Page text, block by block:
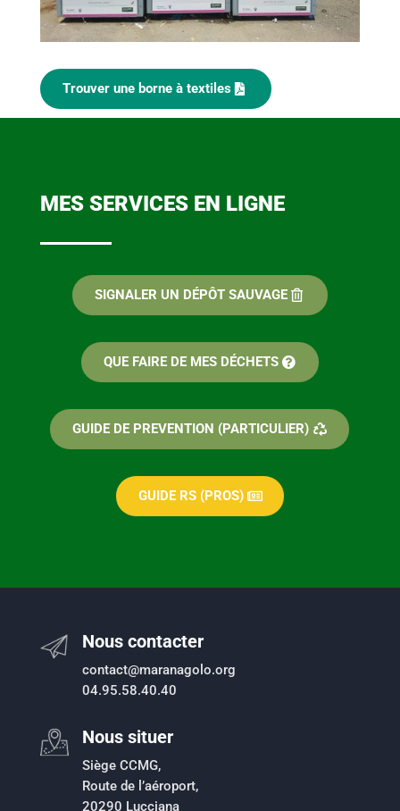
Trouver une borne à textiles
MES SERVICES EN LIGNE
SIGNALER UN DÉPÔT SAUVAGE
QUE FAIRE DE MES DÉCHETS
GUIDE DE PREVENTION (PARTICULIER)
GUIDE RS (PROS)
Nous contacter
contact@maranagolo.org
04.95.58.40.40
Nous situer
Siège CCMG,
Route de l’aéroport,
20290 Lucciana